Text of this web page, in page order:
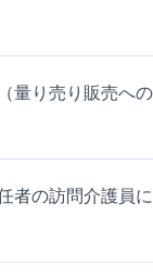
量り売り販売への
者の訪問介護員に